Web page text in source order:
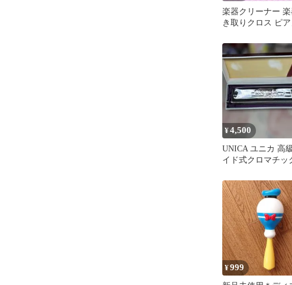
楽器クリーナー
き取りクロス ピア
¥4,500
UNICA ユニカ 高
イド式クロマチッ
¥999